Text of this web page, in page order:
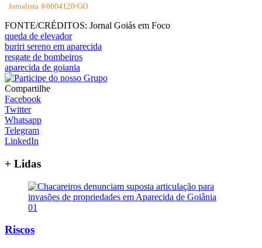
Jornalista ®0004120/GO
FONTE/CRÉDITOS: Jornal Goiás em Foco
queda de elevador
buriri sereno em aparecida
resgate de bombeiros
aparecida de goiania
Compartilhe
Facebook
Twitter
Whatsapp
Telegram
LinkedIn
+ Lidas
01
Riscos